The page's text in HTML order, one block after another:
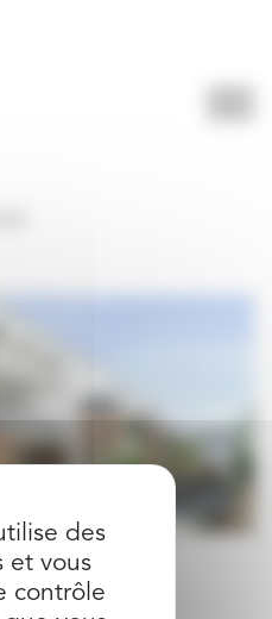
l’article
des
et vous
contrôle